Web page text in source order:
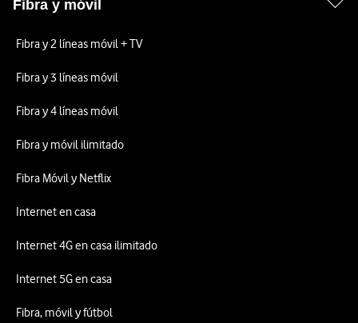
Fibra y móvil
Fibra y 2 líneas móvil + TV
Fibra y 3 líneas móvil
Fibra y 4 líneas móvil
Fibra y móvil ilimitado
Fibra Móvil y Netflix
Internet en casa
Internet 4G en casa ilimitado
Internet 5G en casa
Fibra, móvil y fútbol